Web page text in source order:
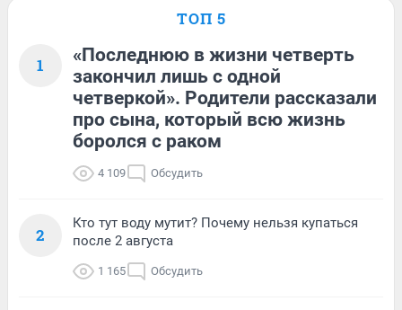
ТОП 5
1
«Последнюю в жизни четверть
закончил лишь с одной
четверкой». Родители рассказали
про сына, который всю жизнь
боролся с раком
4 109 Обсудить
2
Кто тут воду мутит? Почему нельзя купаться
после 2 августа
1 165 Обсудить